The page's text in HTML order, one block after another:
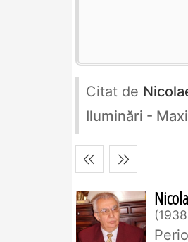
Citat de
Iluminări -